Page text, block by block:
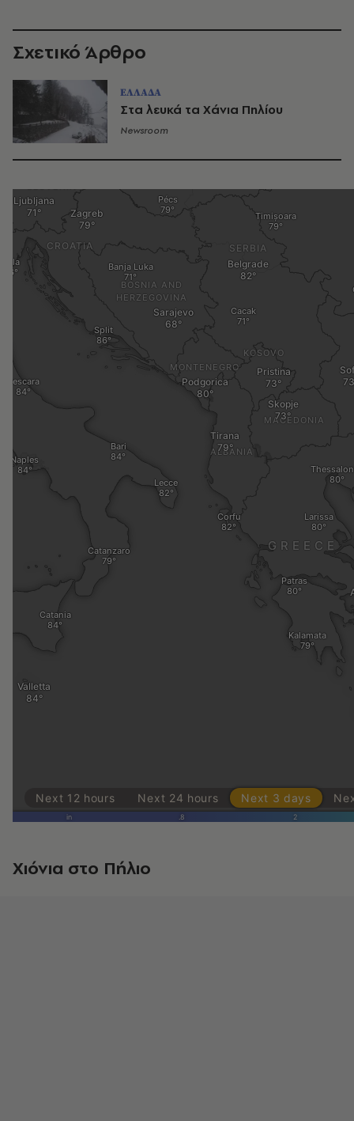
Σχετικό Άρθρο
ΕΛΛΑΔΑ
Στα λευκά τα Χάνια Πηλίου
Newsroom
Χιόνια στο Πήλιο